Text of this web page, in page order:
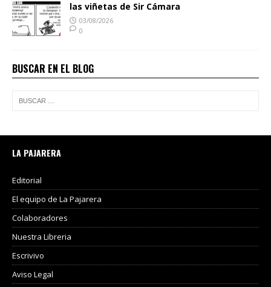
las viñetas de Sir Cámara
03/08/2026
0
BUSCAR EN EL BLOG
LA PAJARERA
Editorial
El equipo de La Pajarera
Colaboradores
Nuestra Libreria
Escrivivo
Aviso Legal